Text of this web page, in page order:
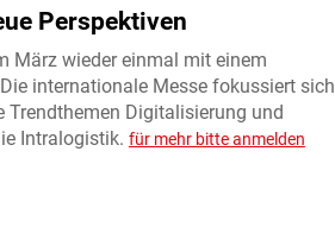
Perspektiven
März wieder einmal mit einem
internationale Messe fokussiert sich
Digitalisierung und
Intralogistik.‌ für mehr bitte anmelden